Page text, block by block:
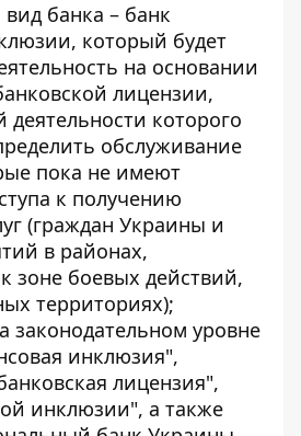
банка – банк
который будет
на основании
лицензии,
деятельности которого
обслуживание
пока не имеют
к получению
(граждан Украины и
в районах,
зоне боевых действий,
территориях);
законодательном уровне
инклюзия",
лицензия",
инклюзии", а также